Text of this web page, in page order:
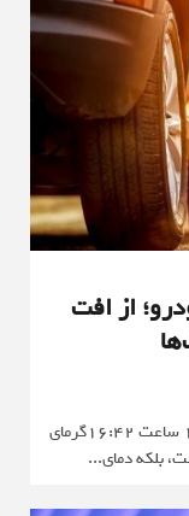
از افت
ارسال شده توسط: پوریا هاشم پور 16 تیر 1405 ساعت 16:42گرمای
بلکه دمای...